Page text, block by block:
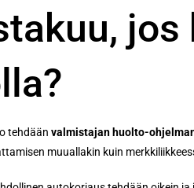
jos
tehdään valmistajan huolto-
muuallakin kuin